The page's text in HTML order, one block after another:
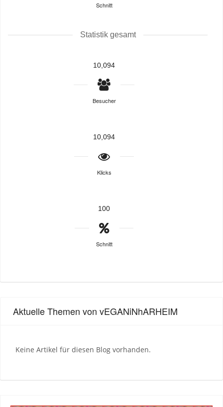
Schnitt
Statistik gesamt
10,094
Besucher
10,094
Klicks
100
Schnitt
Aktuelle Themen von vEGANiNhARHEIM
Keine Artikel für diesen Blog vorhanden.